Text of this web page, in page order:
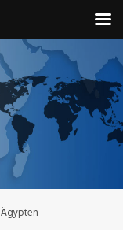
Ägypten